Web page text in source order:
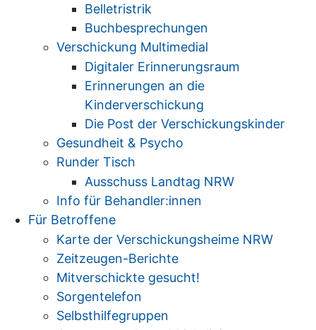
Belletristrik
Buchbesprechungen
Verschickung Multimedial
Digitaler Erinnerungsraum
Erinnerungen an die
Kinderverschickung
Die Post der Verschickungskinder
Gesundheit & Psycho
Runder Tisch
Ausschuss Landtag NRW
Info für Behandler:innen
Für Betroffene
Karte der Verschickungsheime NRW
Zeitzeugen-Berichte
Mitverschickte gesucht!
Sorgentelefon
Selbsthilfegruppen